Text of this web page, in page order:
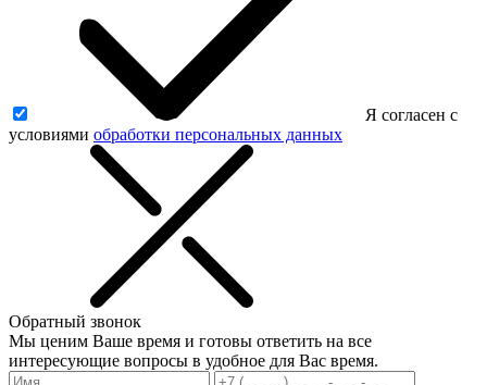
Я согласен с
условиями обработки персональных данных
Обратный звонок
Мы ценим Ваше время и готовы ответить на все
интересующие вопросы в удобное для Вас время.